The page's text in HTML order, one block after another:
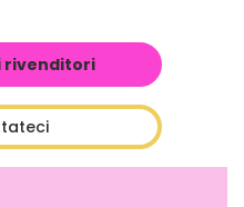
rivenditori